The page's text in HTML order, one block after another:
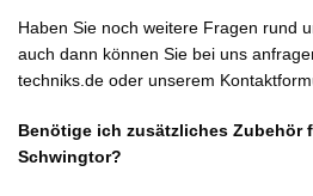
Haben Sie noch weitere Fragen rund
auch dann können Sie bei uns
techniks.de oder unserem
Benötige ich zusätzliches Zubehör
Schwingtor?